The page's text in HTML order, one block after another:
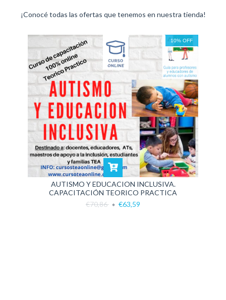
¡Conocé todas las ofertas que tenemos en nuestra tienda!
10% OFF
AUTISMO Y EDUCACION INCLUSIVA.
CAPACITACIÓN TEORICO PRACTICA
€70,86
€63,59